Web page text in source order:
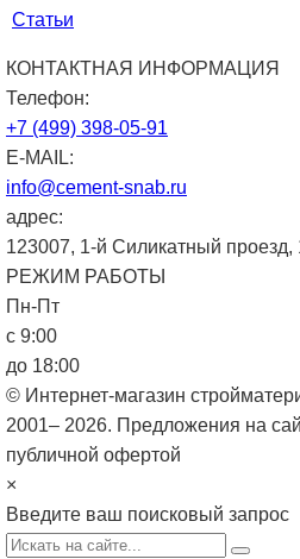
Статьи
КОНТАКТНАЯ ИНФОРМАЦИЯ
Телефон:
+7 (499) 398-05-91
E-MAIL:
info@cement-snab.ru
адрес:
123007, 1-й Силикатный проезд,
РЕЖИМ РАБОТЫ
Пн-Пт
с 9:00
до 18:00
© Интернет-магазин
2001– 2026. Предложения на
публичной офертой
×
Введите ваш поисковый запрос